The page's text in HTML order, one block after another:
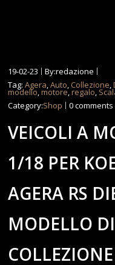
19-02-23
By:redazione
Tag:Agera,Auto, Collezione,
modello,motore,regalo,
Category:Shop 0 comments
VEICOLI A
1/18 PER
AGERA RS
MODELLO